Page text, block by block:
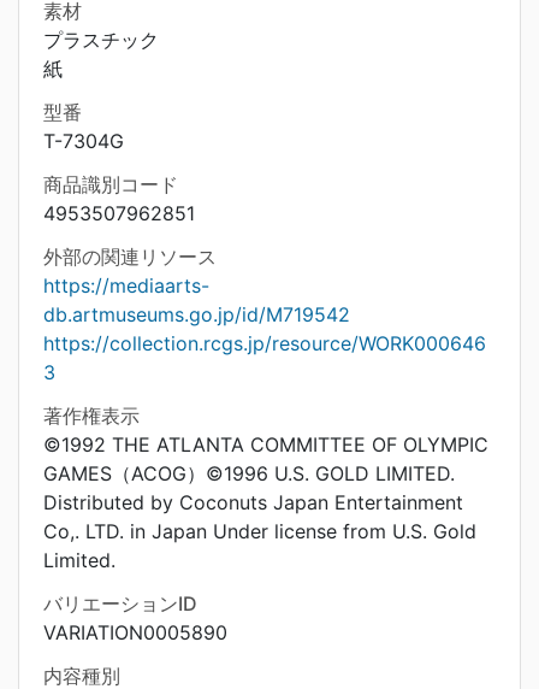
素材
プラスチック
紙
型番
T-7304G
商品識別コード
4953507962851
外部の関連リソース
https://mediaarts-
db.artmuseums.go.jp/id/M719542
https://collection.rcgs.jp/resource/WORK000646
3
著作権表示
©1992 THE ATLANTA COMMITTEE OF OLYMPIC
GAMES（ACOG）©1996 U.S. GOLD LIMITED.
Distributed by Coconuts Japan Entertainment
Co,. LTD. in Japan Under license from U.S. Gold
Limited.
バリエーションID
VARIATION0005890
内容種別